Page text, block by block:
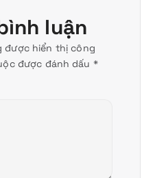
luận
được hiển thị công
được đánh dấu *